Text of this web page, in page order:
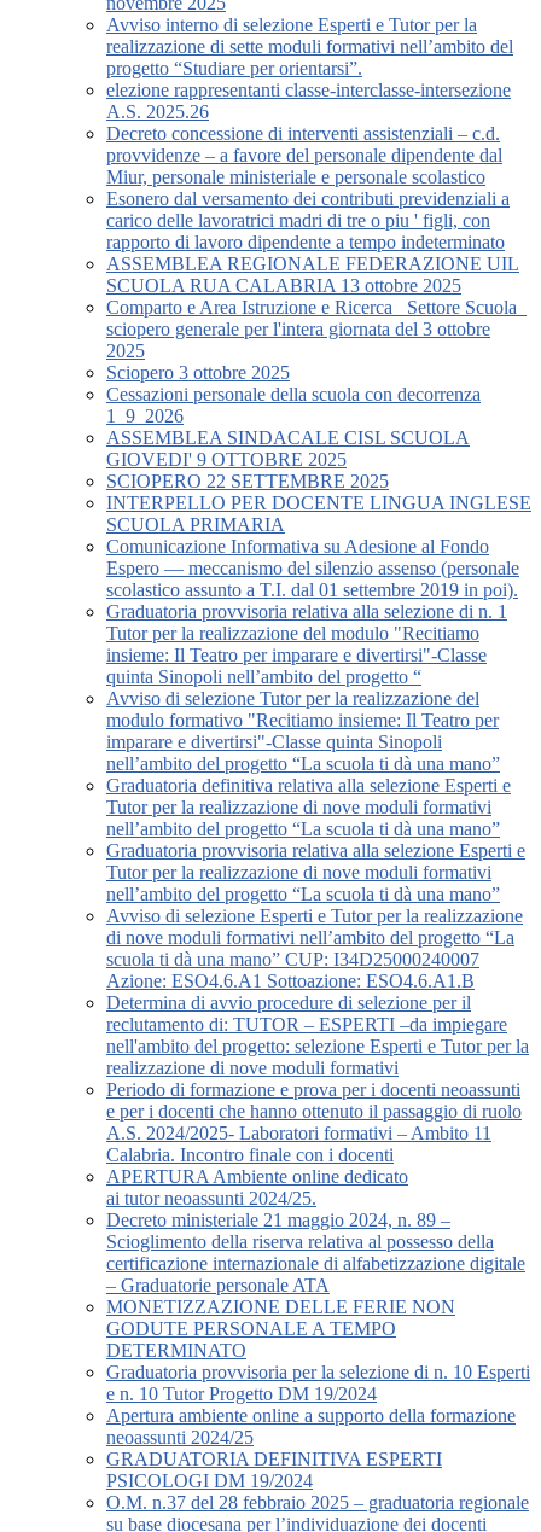
Avviso interno di selezione Esperti e Tutor per la
realizzazione di sette moduli formativi nell’ambito del
progetto “Studiare per orientarsi”.
elezione rappresentanti classe-interclasse-intersezione
A.S. 2025.26
Decreto concessione di interventi assistenziali – c.d.
provvidenze – a favore del personale dipendente dal
Miur, personale ministeriale e personale scolastico
Esonero dal versamento dei contributi previdenziali a
carico delle lavoratrici madri di tre o piu ' figli, con
rapporto di lavoro dipendente a tempo indeterminato
ASSEMBLEA REGIONALE FEDERAZIONE UIL
SCUOLA RUA CALABRIA 13 ottobre 2025
Comparto e Area Istruzione e Ricerca_ Settore Scuola_
sciopero generale per l'intera giornata del 3 ottobre
2025
Sciopero 3 ottobre 2025
Cessazioni personale della scuola con decorrenza
1_9_2026
ASSEMBLEA SINDACALE CISL SCUOLA
GIOVEDI' 9 OTTOBRE 2025
SCIOPERO 22 SETTEMBRE 2025
INTERPELLO PER DOCENTE LINGUA INGLESE
SCUOLA PRIMARIA
Comunicazione Informativa su Adesione al Fondo
Espero — meccanismo del silenzio assenso (personale
scolastico assunto a T.I. dal 01 settembre 2019 in poi).
Graduatoria provvisoria relativa alla selezione di n. 1
Tutor per la realizzazione del modulo "Recitiamo
insieme: Il Teatro per imparare e divertirsi"-Classe
quinta Sinopoli nell’ambito del progetto “
Avviso di selezione Tutor per la realizzazione del
modulo formativo "Recitiamo insieme: Il Teatro per
imparare e divertirsi"-Classe quinta Sinopoli
nell’ambito del progetto “La scuola ti dà una mano”
Graduatoria definitiva relativa alla selezione Esperti e
Tutor per la realizzazione di nove moduli formativi
nell’ambito del progetto “La scuola ti dà una mano”
Graduatoria provvisoria relativa alla selezione Esperti e
Tutor per la realizzazione di nove moduli formativi
nell’ambito del progetto “La scuola ti dà una mano”
Avviso di selezione Esperti e Tutor per la realizzazione
di nove moduli formativi nell’ambito del progetto “La
scuola ti dà una mano” CUP: I34D25000240007
Azione: ESO4.6.A1 Sottoazione: ESO4.6.A1.B
Determina di avvio procedure di selezione per il
reclutamento di: TUTOR – ESPERTI –da impiegare
nell'ambito del progetto: selezione Esperti e Tutor per la
realizzazione di nove moduli formativi
Periodo di formazione e prova per i docenti neoassunti
e per i docenti che hanno ottenuto il passaggio di ruolo
A.S. 2024/2025- Laboratori formativi – Ambito 11
Calabria. Incontro finale con i docenti
APERTURA Ambiente online dedicato
ai tutor neoassunti 2024/25.
Decreto ministeriale 21 maggio 2024, n. 89 –
Scioglimento della riserva relativa al possesso della
certificazione internazionale di alfabetizzazione digitale
– Graduatorie personale ATA
MONETIZZAZIONE DELLE FERIE NON
GODUTE PERSONALE A TEMPO
DETERMINATO
Graduatoria provvisoria per la selezione di n. 10 Esperti
e n. 10 Tutor Progetto DM 19/2024
Apertura ambiente online a supporto della formazione
neoassunti 2024/25
GRADUATORIA DEFINITIVA ESPERTI
PSICOLOGI DM 19/2024
O.M. n.37 del 28 febbraio 2025 – graduatoria regionale
su base diocesana per l’individuazione dei docenti